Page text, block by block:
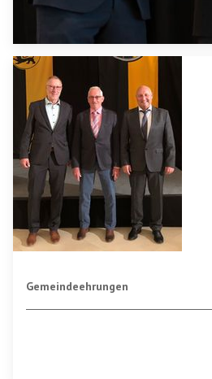
Ehrennadel für Hermann Raschmann
Gemeindeehrungen